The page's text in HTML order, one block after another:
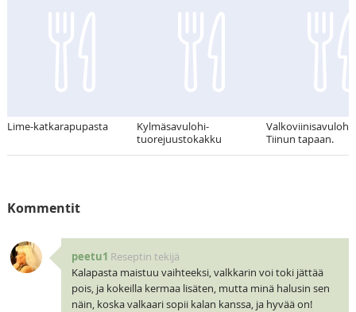
Lime-katkarapupasta
Kylmäsavulohi-
tuorejuustokakku
Tiinun tapaan.
Kommentit
peetu1 Reseptin tekijä
Kalapasta maistuu vaihteeksi, valkkarin voi toki jättää
pois, ja kokeilla kermaa lisäten, mutta minä halusin sen
näin, koska valkaari sopii kalan kanssa, ja hyvää on!